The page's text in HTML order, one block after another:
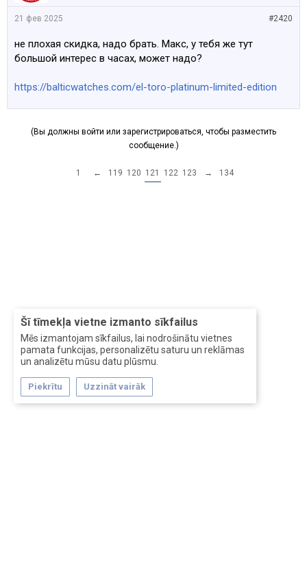
Šī tīmekļa vietne izmanto sīkfailus
Mēs izmantojam sīkfailus, lai nodrošinātu vietnes
pamata funkcijas, personalizētu saturu un reklāmas
un analizētu mūsu datu plūsmu.
Piekrītu Uzzināt vairāk
#2420
21 фев 2025
не плохая скидка, надо брать. Макс, у тебя же тут
большой интерес в часах, может надо?
https://balticwatches.com/el-toro-platinum-limited-edition
(Вы должны войти или зарегистрироваться, чтобы разместить
сообщение.)
1 ← 119 120 121 122 123 → 134